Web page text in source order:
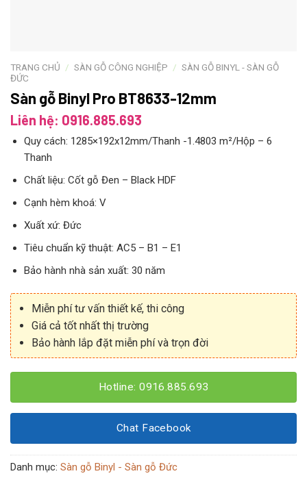
TRANG CHỦ / SÀN GỖ CÔNG NGHIỆP / SÀN GỖ BINYL - SÀN GỖ
ĐỨC
Sàn gỗ Binyl Pro BT8633-12mm
Liên hệ: 0916.885.693
Quy cách: 1285×192x12mm/Thanh -1.4803 m²/Hộp – 6
Thanh
Chất liệu: Cốt gỗ Đen – Black HDF
Cạnh hèm khoá: V
Xuất xứ: Đức
Tiêu chuẩn kỹ thuật: AC5 – B1 – E1
Bảo hành nhà sản xuất: 30 năm
Miễn phí tư vấn thiết kế, thi công
Giá cả tốt nhất thị trường
Bảo hành lắp đặt miễn phí và trọn đời
Hotline: 0916.885.693
Chat Facebook
Danh mục: Sàn gỗ Binyl - Sàn gỗ Đức